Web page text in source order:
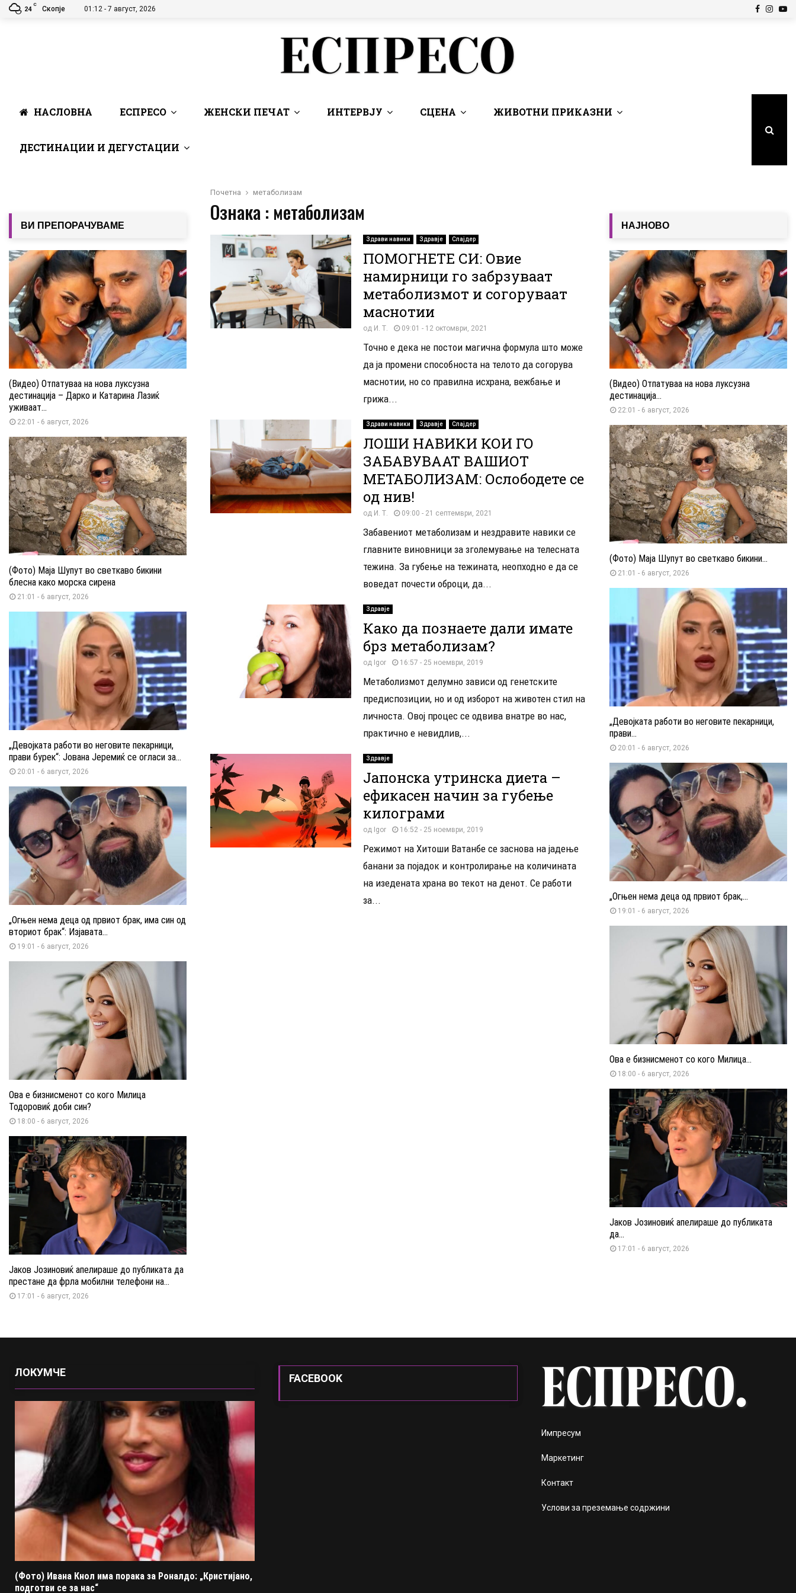
24
C
Скопје 01:12 - 7 август, 2026 Facebook
НАСЛОВНА ЕСПРЕСО ЖЕНСКИ ПЕЧАТ ИНТЕРВЈУ СЦЕНА ЖИВОТНИ ПРИКАЗНИ
ДЕСТИНАЦИИ И ДЕГУСТАЦИИ
Почетна метаболизам
Ознака : метаболизам
Здрави навики Здравје Слајдер
ПОМОГНЕТЕ СИ: Овие
намирници го забрзуваат
метаболизмот и согоруваат
маснотии
од И. Т. 09:01 - 12 октомври, 2021
Точно е дека не постои магична формула што може
да ја промени способноста на телото да согорува
маснотии, но со правилна исхрана, вежбање и
грижа...
Здрави навики Здравје Слајдер
ЛОШИ НАВИКИ КОИ ГО
ЗАБАВУВААТ ВАШИОТ
МЕТАБОЛИЗАМ: Ослободете се
од нив!
од И. Т. 09:00 - 21 септември, 2021
Забавениот метаболизам и нездравите навики се
главните виновници за зголемување на телесната
тежина. За губење на тежината, неопходно е да се
воведат почести оброци, да...
Здравје
Како да познаете дали имате
брз метаболизам?
од Igor 16:57 - 25 ноември, 2019
Метаболизмот делумно зависи од генетските
предиспозиции, но и од изборот на животен стил на
личноста. Овој процес се одвива внатре во нас,
практично е невидлив,...
Здравје
Јапонска утринска диета –
ефикасен начин за губење
килограми
од Igor 16:52 - 25 ноември, 2019
Режимот на Хитоши Ватанбе се заснова на јадење
банани за појадок и контролирање на количината
на изедената храна во текот на денот. Се работи
за...
ВИ ПРЕПОРАЧУВАМЕ
(Видео) Отпатуваа на нова луксузна
дестинација – Дарко и Катарина Лазиќ
уживаат...
22:01 - 6 август, 2026
(Фото) Маја Шупут во светкаво бикини
блесна како морска сирена
21:01 - 6 август, 2026
„Девојката работи во неговите пекарници,
прави бурек“: Јована Јеремиќ се огласи за...
20:01 - 6 август, 2026
„Огњен нема деца од првиот брак, има син од
вториот брак“: Изјавата...
19:01 - 6 август, 2026
Ова е бизнисменот со кого Милица
Тодоровиќ доби син?
18:00 - 6 август, 2026
Јаков Јозиновиќ апелираше до публиката да
престане да фрла мобилни телефони на...
17:01 - 6 август, 2026
НАЈНОВО
(Видео) Отпатуваа на нова луксузна
дестинација...
22:01 - 6 август, 2026
(Фото) Маја Шупут во светкаво бикини...
21:01 - 6 август, 2026
„Девојката работи во неговите пекарници,
прави...
20:01 - 6 август, 2026
„Огњен нема деца од првиот брак,...
19:01 - 6 август, 2026
Ова е бизнисменот со кого Милица...
18:00 - 6 август, 2026
Јаков Јозиновиќ апелираше до публиката
да...
17:01 - 6 август, 2026
ЛОКУМЧЕ
(Фото) Ивана Кнол има порака за Роналдо: „Кристијано,
подготви се за нас“
FACEBOOK
Импресум
Маркетинг
Контакт
Услови за преземање содржини